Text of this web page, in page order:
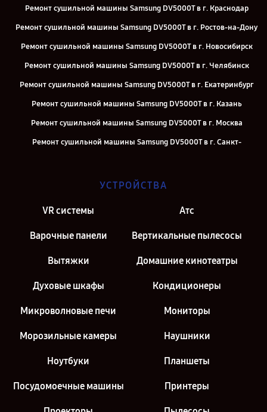
Ремонт сушильной машины Samsung DV5000T в г. Краснодар
Ремонт сушильной машины Samsung DV5000T в г. Ростов-на-Дону
Ремонт сушильной машины Samsung DV5000T в г. Новосибирск
Ремонт сушильной машины Samsung DV5000T в г. Челябинск
Ремонт сушильной машины Samsung DV5000T в г. Екатеринбург
Ремонт сушильной машины Samsung DV5000T в г. Казань
Ремонт сушильной машины Samsung DV5000T в г. Москва
Ремонт сушильной машины Samsung DV5000T в г. Санкт-
УСТРОЙСТВА
VR системы Атс
Варочные панели Вертикальные пылесосы
Вытяжки Домашние кинотеатры
Духовые шкафы Кондиционеры
Микроволновые печи Мониторы
Морозильные камеры Наушники
Ноутбуки Планшеты
Посудомоечные машины Принтеры